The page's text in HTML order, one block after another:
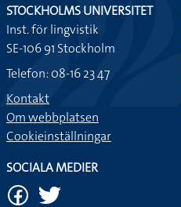
STOCKHOLMS UNIVERSITET
Inst. för lingvistik
SE-106 91 Stockholm
Telefon: 08-16 23 47
Kontakt
Om webbplatsen
Cookieinställningar
SOCIALA MEDIER